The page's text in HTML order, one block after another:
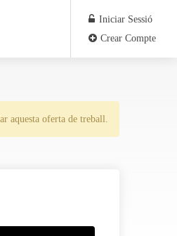
Iniciar Sessió
Crear Compte
aquesta oferta de treball.